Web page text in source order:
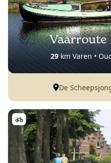
Vaarroute
29km Varen •
De